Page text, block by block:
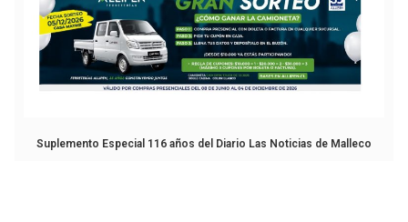
Suplemento Especial 116 años del Diario Las Noticias de Malleco